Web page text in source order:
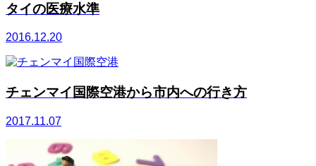
タイの医療水準
2016.12.20
チェンマイ国際空港から市内への行き方
2017.11.07